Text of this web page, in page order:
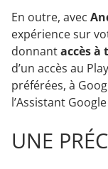
En outre, avec
expérience sur
donnantaccès à
d’un accès au
préférées, à
l’Assistant
UNE